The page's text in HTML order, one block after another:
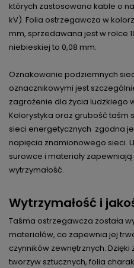
których zastosowano kable o
kV). Folia ostrzegawcza w
mm, sprzedawana jest w rolce
niebieskiej to 0,08 mm.
Oznakowanie podziemnych
oznacznikowymi jest
zagrożenie dla życia ludzkiego
Kolorystyka oraz grubość taśm
sieci energetycznych zgodna
napięcia znamionowego sieci.
surowce i materiały
wytrzymałość.
Wytrzymałość i
Taśma ostrzegawcza została
materiałów, co zapewnia jej
czynników zewnętrznych.
tworzyw sztucznych, folia